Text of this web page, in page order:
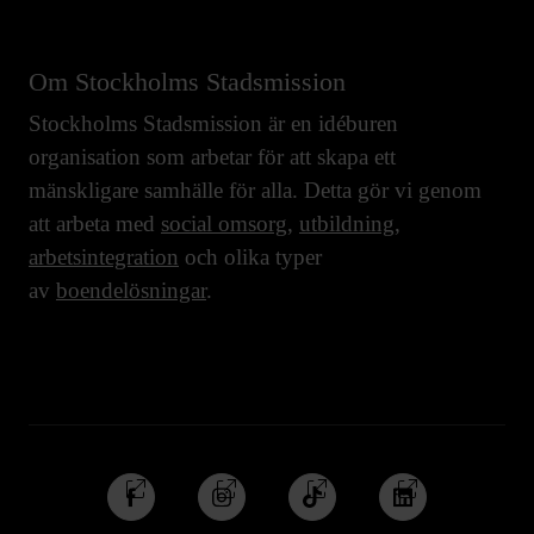
Om Stockholms Stadsmission
Stockholms Stadsmission är en idéburen
organisation som arbetar för att skapa ett
mänskligare samhälle för alla. Detta gör vi genom
att arbeta med social omsorg, utbildning,
arbetsintegration och olika typer
av boendelösningar.
Följ
oss
Följ
oss
Följ
oss
Följ
oss